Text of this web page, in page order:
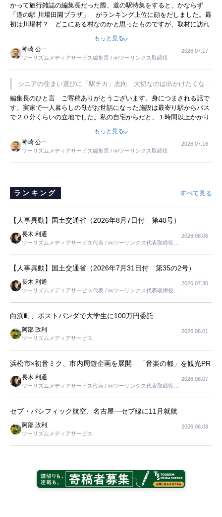
かって旅行雑誌の編集長だった際、道の駅特集をすると、かならず
「道の駅 川場田園プラザ」 がランキング上位に顔をだしました。最
初は川場村？ どこにある村なのかと思ったものですが、取材に訪れ
永井 彰一社長にインタビューしたら、興味深い話が次々が飛び出しま
した。プレゼンも巧みで、今でも思い出すことが２つあります。一つ
は、従業員に東京ディズニーランドを見学させ、サービス業、接客業
の何かを理解してもらっていることです。 もう一つは1800円もする
プレミアムヨーグルトを販売するにあたり、社内に懸念もあったそう
です。永井社長は、駐車場に都内ナンバーの高級外車が停まっている
ことに目をつけ、高級商品でも売れると確信したそうです。今回の記
事を懐かしく読みました。
もっと見る
神崎 公一
ツーリズムメディアサービス編集長 / ㈱ツーリンクス取締役
2026.07.17
シニアの住まい選びに「駅チカ」志向 大切なのは出かけたくなる
暮らし
編集長のひと言 ご寄稿ありがとうございます。身につまされる話で
す。実家で一人暮らしの母がお世話になった施設は最寄り駅からバス
で２０分くらいの立地でした。私の自宅からだと、１時間以上かかり
ました。母の住まいから近いという理由で、その施設を選択したので
すが、私と妹にとっては、半日仕事ででした。シニアの住まい選び
は、当人だけではなく、世話をする家族の足の便も考えない外池ない
と思いました。
もっと見る
神崎 公一
ツーリズムメディアサービス編集長 / ㈱ツーリンクス取締役
2026.07.16
ランキング すべて見る
【人事異動】国土交通省（2026年8月7日付 第40号）
長木 利通
ツーリズムメディアサービス代表 / ㈱ツーリンクス代表取締役社
2026.08.06
【人事異動】国土交通省（2026年7月31日付 第35の2号）
長木 利通
ツーリズムメディアサービス代表 / ㈱ツーリンクス代表取締役社
2026.07.30
白浜町、ポストパンダで大学生に100万円委託
阿部 政利
ツーリズムメディアサービス
2026.08.01
浜松市×初音ミク、市内周遊企画を展開 「音楽の都」を観光PR
長木 利通
ツーリズムメディアサービス代表 / ㈱ツーリンクス代表取締役社
2026.08.07
セブ・パシフィック航空、名古屋―セブ線に11月就航
阿部 政利
ツーリズムメディアサービス
2026.08.08